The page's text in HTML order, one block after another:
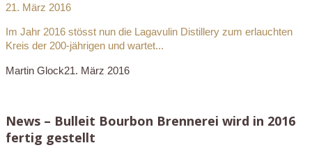
21. März 2016
Im Jahr 2016 stösst nun die Lagavulin Distillery zum erlauchten
Kreis der 200-jährigen und wartet...
Martin Glock21. März 2016
News – Bulleit Bourbon Brennerei wird in 2016
fertig gestellt